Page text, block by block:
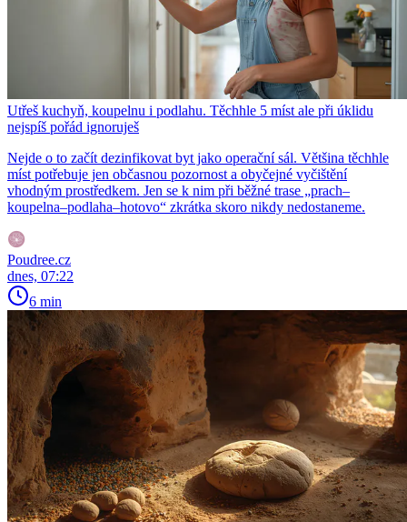
Utřeš kuchyň, koupelnu i podlahu. Těchhle 5 míst ale při úklidu
nejspíš pořád ignoruješ
Nejde o to začít dezinfikovat byt jako operační sál. Většina těchhle
míst potřebuje jen občasnou pozornost a obyčejné vyčištění
vhodným prostředkem. Jen se k nim při běžné trase „prach–
koupelna–podlaha–hotovo“ zkrátka skoro nikdy nedostaneme.
Poudree.cz
dnes, 07:22
6 min